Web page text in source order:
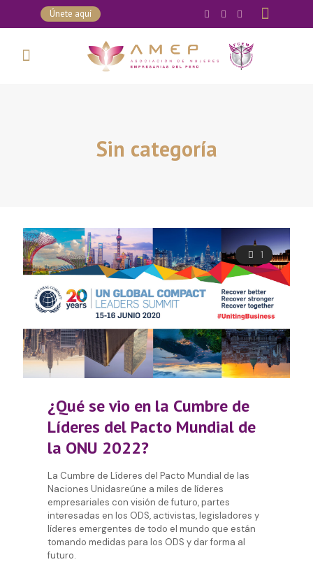
Únete aquí
Sin categoría
1
¿Qué se vio en la Cumbre de
Líderes del Pacto Mundial de
la ONU 2022?
La Cumbre de Líderes del Pacto Mundial de las
Naciones Unidasreúne a miles de líderes
empresariales con visión de futuro, partes
interesadas en los ODS, activistas, legisladores y
líderes emergentes de todo el mundo que están
tomando medidas para los ODS y dar forma al
futuro.